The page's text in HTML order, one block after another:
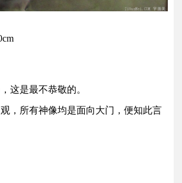
这是最不恭敬的。
，所有神像均是面向大门，便知此言